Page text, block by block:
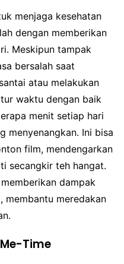
menjaga kesehatan
dengan memberikan
Meskipun tampak
bersalah saat
atau melakukan
waktu dengan baik
menit setiap hari
menyenangkan. Ini bisa
film, mendengarkan
secangkir teh hangat.
dampak
membantu meredakan
Time